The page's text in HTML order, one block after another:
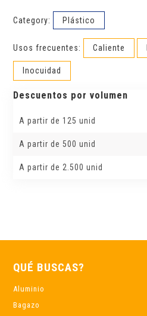
Category: Plástico
Usos frecuentes: Caliente
Inocuidad
Descuentos por volumen
A partir de 125 unid
A partir de 500 unid
A partir de 2.500 unid
QUÉ BUSCAS?
Aluminio
Bagazo